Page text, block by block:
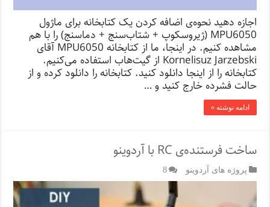
اجازه دهید نحوه‌ی اضافه کردن یک کتابخانه برای ماژول
MPU6050 (ژیروسکوپ + شتاب‌سنج + دماسنج) را با هم
مشاهده کنیم. در اینجا، ما از کتابخانه MPU6050 آقای
Kornelisuz Jarzebski از گیت‌هاب استفاده می‌کنیم.
کتابخانه را از اینجا دانلود کنید. کتابخانه را دانلود کرده و از
حالت فشرده خارج کنید و …
ادامه نوشته »
ساخت فرستنده‌ی RC با آردوینو
پروژه های آردوینو 8